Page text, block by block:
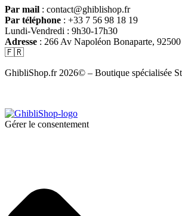
Par mail : contact@ghiblishop.fr
Par téléphone : +33 7 56 98 18 19
Lundi-Vendredi : 9h30-17h30
Adresse : 266 Av Napoléon Bonaparte,
🇫🇷
GhibliShop.fr 2026© – Boutique spécialisée
Gérer le consentement